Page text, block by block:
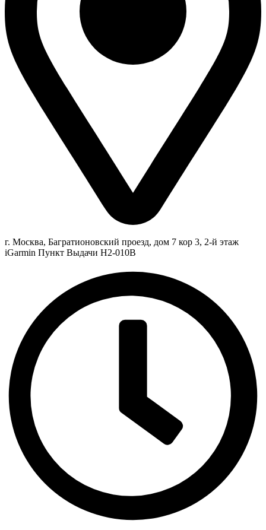
г. Москва, Багратионовский проезд, дом 7 кор 3, 2-й этаж
iGarmin Пункт Выдачи Н2-010В